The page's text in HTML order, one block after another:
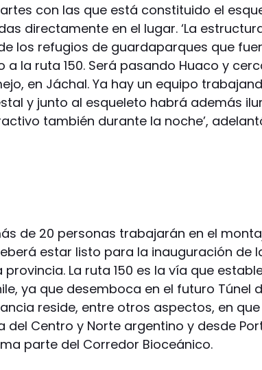
con las que está constituido el
directamente en el lugar. ‘La
los refugios de guardaparques que
a la ruta 150. Será pasando Huaco y
en Jáchal. Ya hay un equipo
y junto al esqueleto habrá además
también durante la noche’,
de 20 personas trabajarán en el
estar listo para la inauguración de
La ruta 150 es la vía que
ya que desemboca en el futuro Túnel
reside, entre otros aspectos, en
del Centro y Norte argentino y desde
parte del Corredor Bioceánico.